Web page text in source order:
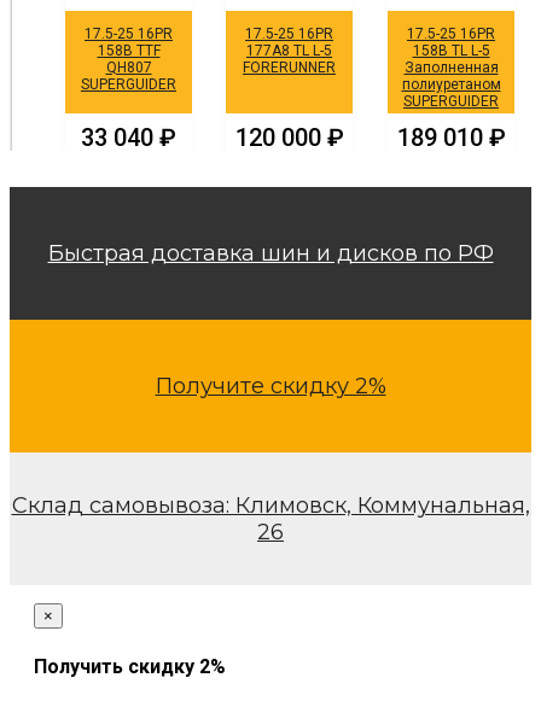
17.5-25 16PR
158B TTF
QH807
SUPERGUIDER
33 040 ₽
17.5-25 16PR
177A8 TL L-5
FORERUNNER
120 000 ₽
17.5-25 16PR
158B TL L-5
Заполненная
полиуретаном
SUPERGUIDER
189 010 ₽
158B TT ER-
полиуретаном
NORTEC
Быстрая доставка шин и дисков по РФ
Получите скидку 2%
Склад самовывоза: Климовск, Коммунальная,
26
×
Получить скидку 2%